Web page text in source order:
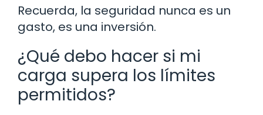
Recuerda, la seguridad nunca es un
gasto, es una inversión.
¿Qué debo hacer si mi
carga supera los límites
permitidos?